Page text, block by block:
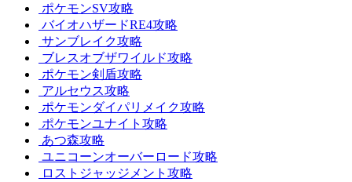
ポケモンSV攻略
バイオハザードRE4攻略
サンブレイク攻略
ブレスオブザワイルド攻略
ポケモン剣盾攻略
アルセウス攻略
ポケモンダイパリメイク攻略
ポケモンユナイト攻略
あつ森攻略
ユニコーンオーバーロード攻略
ロストジャッジメント攻略